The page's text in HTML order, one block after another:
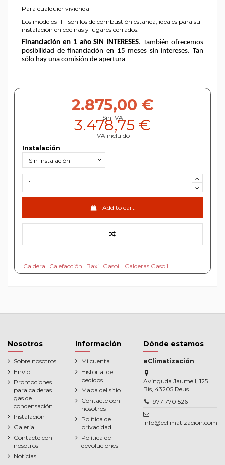
Para cualquier vivienda
Los modelos "F" son los de combustión estanca, ideales para su
instalación en cocinas y lugares cerrados.
Financiación en 1 año SIN INTERESES. También ofrecemos
posibilidad de financiación en 15 meses sin intereses. Tan
sólo hay una comisión de apertura
2.875,00 €
Sin IVA
3.478,75 €
IVA incluido
Instalación
Add to cart
Caldera Calefacción Baxi Gasoil Calderas Gasoil
Nosotros
Sobre nosotros
Envío
Promociones
para calderas
gas de
condensación
Instalación
Galeria
Contacte con
nosotros
Noticias
Información
Mi cuenta
Historial de
pedidos
Mapa del sitio
Contacte con
nosotros
Política de
privacidad
Política de
devoluciones
Dónde estamos
eClimatización
Avinguda Jaume I, 125
Bis, 43205 Reus
977 770 526
info@eclimatizacion.com